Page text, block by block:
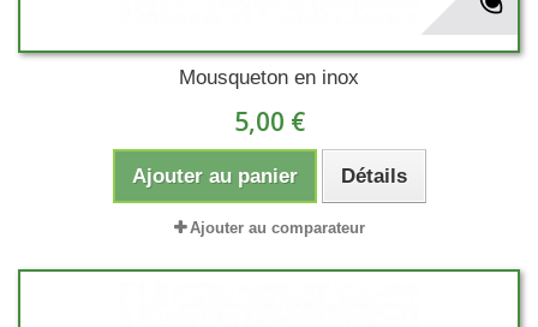
Mousqueton en inox
5,00 €
Ajouter au panier Détails
Ajouter au comparateur